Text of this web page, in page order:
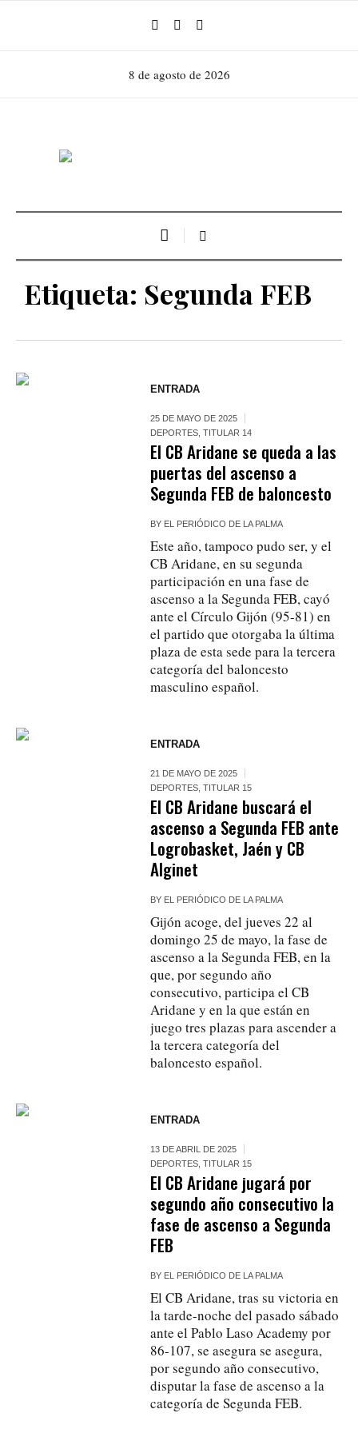
8 de agosto de 2026
Etiqueta: Segunda FEB
ENTRADA
25 DE MAYO DE 2025
DEPORTES ,TITULAR 14
El CB Aridane se queda a las
puertas del ascenso a
Segunda FEB de baloncesto
BY EL PERIÓDICO DE LA PALMA
Este año, tampoco pudo ser, y el
CB Aridane, en su segunda
participación en una fase de
ascenso a la Segunda FEB, cayó
ante el Círculo Gijón (95-81) en
el partido que otorgaba la última
plaza de esta sede para la tercera
categoría del baloncesto
masculino español.
ENTRADA
21 DE MAYO DE 2025
DEPORTES ,TITULAR 15
El CB Aridane buscará el
ascenso a Segunda FEB ante
Logrobasket, Jaén y CB
Alginet
BY EL PERIÓDICO DE LA PALMA
Gijón acoge, del jueves 22 al
domingo 25 de mayo, la fase de
ascenso a la Segunda FEB, en la
que, por segundo año
consecutivo, participa el CB
Aridane y en la que están en
juego tres plazas para ascender a
la tercera categoría del
baloncesto español.
ENTRADA
13 DE ABRIL DE 2025
DEPORTES ,TITULAR 15
El CB Aridane jugará por
segundo año consecutivo la
fase de ascenso a Segunda
FEB
BY EL PERIÓDICO DE LA PALMA
El CB Aridane, tras su victoria en
la tarde-noche del pasado sábado
ante el Pablo Laso Academy por
86-107, se asegura se asegura,
por segundo año consecutivo,
disputar la fase de ascenso a la
categoría de Segunda FEB.